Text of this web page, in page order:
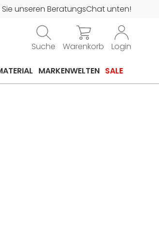
unseren BeratungsChat unten!
Suche Warenkorb Login
MARKENWELTEN SALE